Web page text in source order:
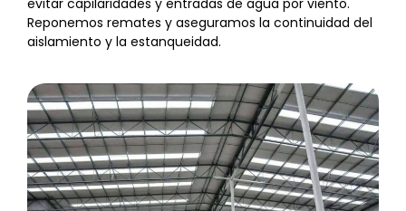
evitar capilaridades y entradas de agua por viento.
Reponemos remates y aseguramos la continuidad del
aislamiento y la estanqueidad.